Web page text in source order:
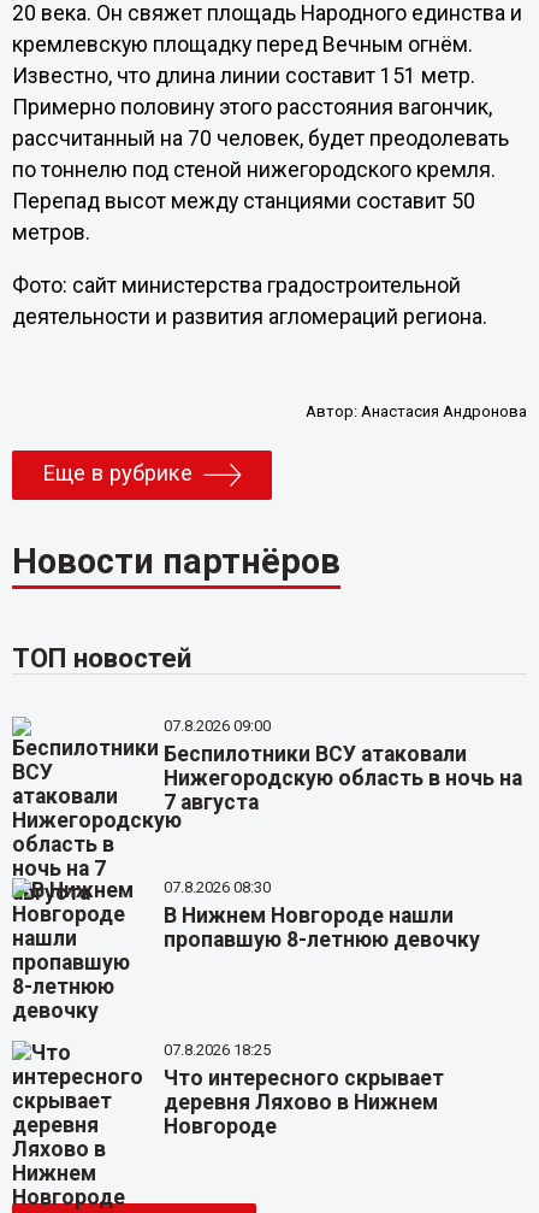
20 века. Он свяжет площадь Народного единства и
кремлевскую площадку перед Вечным огнём.
Известно, что длина линии составит 151 метр.
Примерно половину этого расстояния вагончик,
рассчитанный на 70 человек, будет преодолевать
по тоннелю под стеной нижегородского кремля.
Перепад высот между станциями составит 50
метров.
Фото: сайт министерства градостроительной
деятельности и развития агломераций региона.
Автор:Анастасия Андронова
Еще в рубрике
Новости партнёров
ТОП новостей
07.8.2026 09:00
Беспилотники ВСУ атаковали
Нижегородскую область в ночь на
7 августа
07.8.2026 08:30
В Нижнем Новгороде нашли
пропавшую 8-летнюю девочку
07.8.2026 18:25
Что интересного скрывает
деревня Ляхово в Нижнем
Новгороде